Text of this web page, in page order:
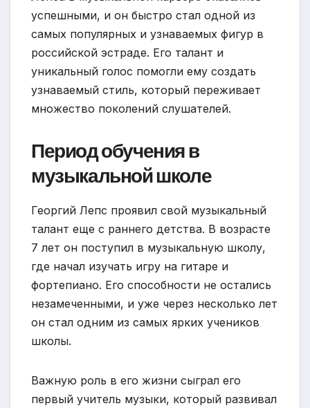
успешными, и он быстро стал одной из
самых популярных и узнаваемых фигур в
российской эстраде. Его талант и
уникальный голос помогли ему создать
узнаваемый стиль, который переживает
множество поколений слушателей.
Период обучения в
музыкальной школе
Георгий Лепс проявил свой музыкальный
талант еще с раннего детства. В возрасте
7 лет он поступил в музыкальную школу,
где начал изучать игру на гитаре и
фортепиано. Его способности не остались
незамеченными, и уже через несколько лет
он стал одним из самых ярких учеников
школы.
Важную роль в его жизни сыграл его
первый учитель музыки, который развивал